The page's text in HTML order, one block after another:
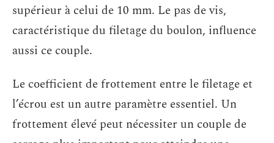
supérieur à celui de 10 mm. Le pas de vis,
caractéristique du filetage du boulon, influence
aussi ce couple.
Le coefficient de frottement entre le filetage et
l’écrou est un autre paramètre essentiel. Un
frottement élevé peut nécessiter un couple de